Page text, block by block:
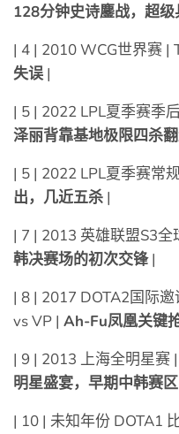
128分钟史诗鏖战，超级
| 4 | 2010 WCG世界赛 |
失误|
| 5 | 2022 LPL夏季赛季
泽丽背靠基地极限四杀
| 5 | 2022 LPL夏季赛常
出，几近五杀 |
| 7 | 2013 英雄联盟S3全
韩决赛场的初次交锋|
| 8 | 2017 DOTA2国际
vs VP | Ah-Fu凤凰关键
| 9 | 2013 上海全明星赛
明星盛宴，早期中韩赛
| 10 | 未知年份 DOTA1